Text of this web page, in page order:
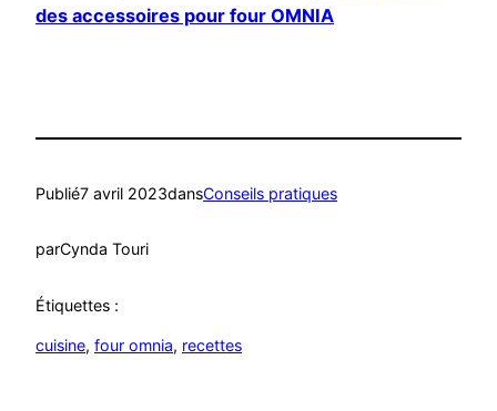
des accessoires pour four OMNIA
Publié7 avril 2023dansConseils pratiques
parCynda Touri
Étiquettes :
cuisine, four omnia, recettes